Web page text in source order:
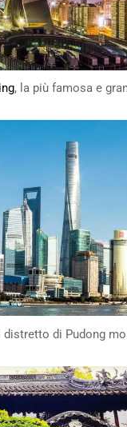
, la più famosa e
di Pudong